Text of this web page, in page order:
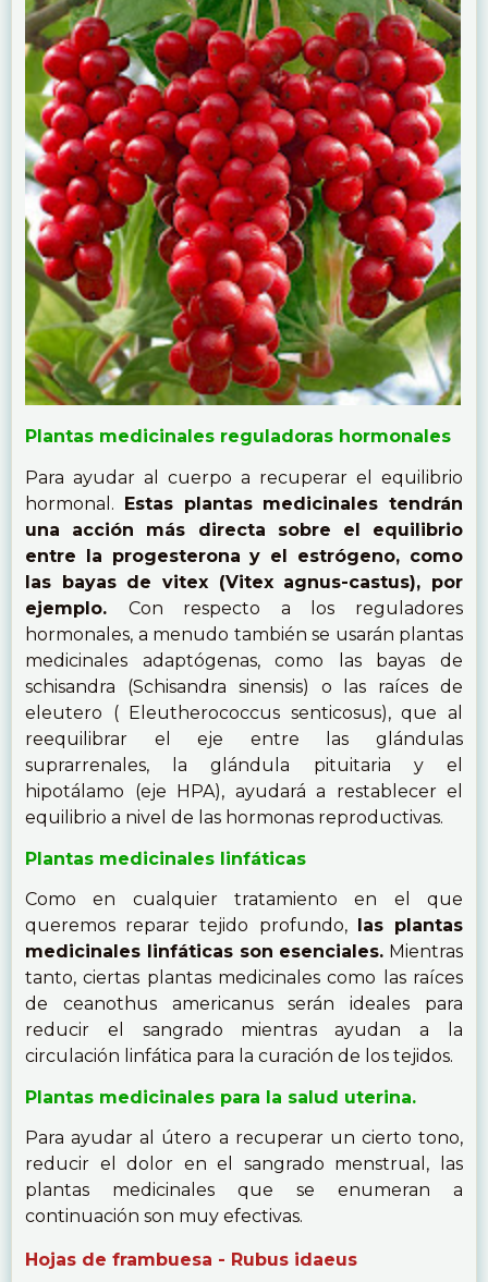
Plantas medicinales reguladoras hormonales
Para ayudar al cuerpo a recuperar el equilibrio
hormonal. Estas plantas medicinales tendrán
una acción más directa sobre el equilibrio
entre la progesterona y el estrógeno, como
las bayas de vitex (Vitex agnus-castus), por
ejemplo. Con respecto a los reguladores
hormonales, a menudo también se usarán plantas
medicinales adaptógenas, como las bayas de
schisandra (Schisandra sinensis) o las raíces de
eleutero ( Eleutherococcus senticosus), que al
reequilibrar el eje entre las glándulas
suprarrenales, la glándula pituitaria y el
hipotálamo (eje HPA), ayudará a restablecer el
equilibrio a nivel de las hormonas reproductivas.
Plantas medicinales linfáticas
Como en cualquier tratamiento en el que
queremos reparar tejido profundo, las plantas
medicinales linfáticas son esenciales. Mientras
tanto, ciertas plantas medicinales como las raíces
de ceanothus americanus serán ideales para
reducir el sangrado mientras ayudan a la
circulación linfática para la curación de los tejidos.
Plantas medicinales para la salud uterina.
Para ayudar al útero a recuperar un cierto tono,
reducir el dolor en el sangrado menstrual, las
plantas medicinales que se enumeran a
continuación son muy efectivas.
Hojas de frambuesa - Rubus idaeus